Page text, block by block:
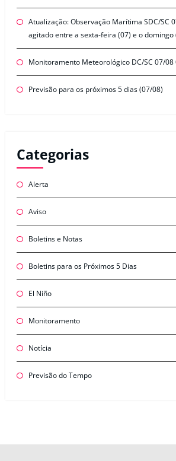
Atualização: Observação Marítima SDC/SC
agitado entre a sexta-feira (07) e o domingo
Monitoramento Meteorológico DC/SC 07/08
Previsão para os próximos 5 dias (07/08)
Categorias
Alerta
Aviso
Boletins e Notas
Boletins para os Próximos 5 Dias
El Niño
Monitoramento
Notícia
Previsão do Tempo